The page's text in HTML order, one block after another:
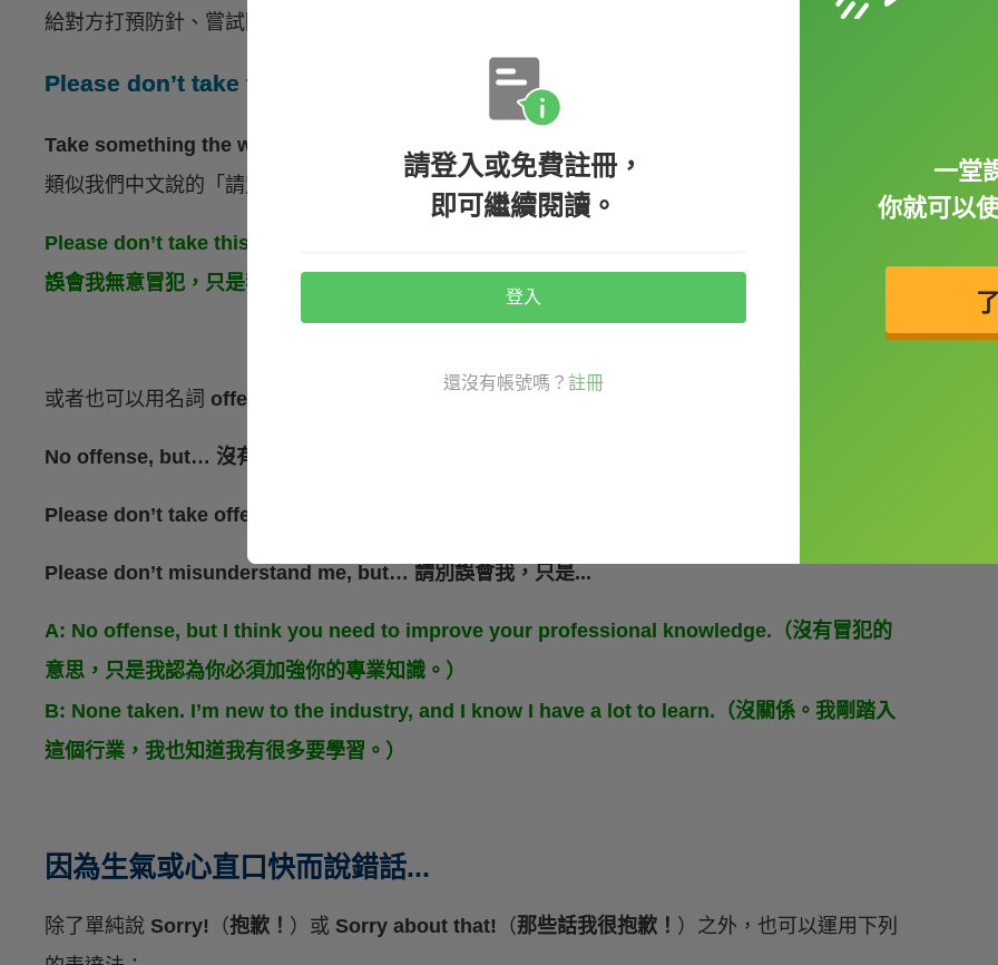
給對方打預防針、嘗試降低這些話可能會造成的傷害：
Please don’t take this the wrong way, but… 請別誤會我無意冒犯，只是...
Take something the wrong way 意思是「 因為誤解某些話而感到冒犯
類似我們中文說的「請別誤會我無意冒犯、請別把我的話當成是冒犯...」。
Please don’t take this the wrong way, but I think you really need to exercise more.（請別
誤會我無意冒犯，只是我覺得你真的應該多去運動。）
或者也可以用名詞 offense
No offense, but… 沒有冒犯的意思，只是...
Please don’t take offense, but… 請別見怪，只是...
Please don’t misunderstand me, but… 請別誤會我，只是...
A: No offense, but I think you need to improve your professional knowledge.（沒有冒犯的
意思，只是我認為你必須加強你的專業知識。）
B: None taken. I’m new to the industry, and I know I have a lot to learn.（沒關係。我剛踏入
這個行業，我也知道我有很多要學習。）
因為生氣或心直口快而說錯話...
除了單純說 Sorry! （抱歉！ ）或 Sorry about that! （那些話我很抱歉！ ）之外，也可以運用下列
請登入或免費註冊，
即可繼續閱讀。
登入
還沒有帳號嗎？ 註冊
一堂
你就可以